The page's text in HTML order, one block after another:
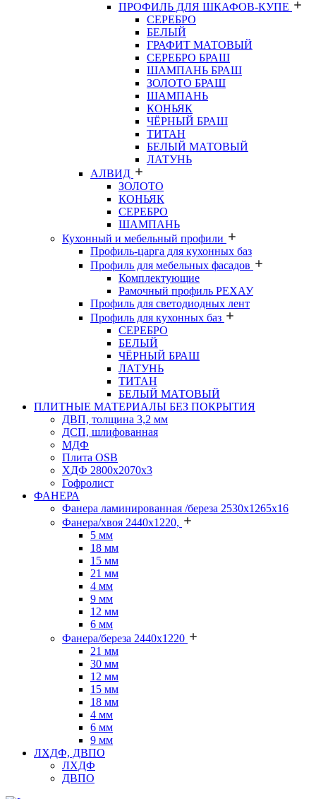
ПРОФИЛЬ ДЛЯ ШКАФОВ-КУПЕ
СЕРЕБРО
БЕЛЫЙ
ГРАФИТ МАТОВЫЙ
СЕРЕБРО БРАШ
ШАМПАНЬ БРАШ
ЗОЛОТО БРАШ
ШАМПАНЬ
КОНЬЯК
ЧЁРНЫЙ БРАШ
ТИТАН
БЕЛЫЙ МАТОВЫЙ
ЛАТУНЬ
АЛВИД
ЗОЛОТО
КОНЬЯК
СЕРЕБРО
ШАМПАНЬ
Кухонный и мебельный профили
Профиль-царга для кухонных баз
Профиль для мебельных фасадов
Комплектующие
Рамочный профиль РЕХАУ
Профиль для светодиодных лент
Профиль для кухонных баз
СЕРЕБРО
БЕЛЫЙ
ЧЁРНЫЙ БРАШ
ЛАТУНЬ
ТИТАН
БЕЛЫЙ МАТОВЫЙ
ПЛИТНЫЕ МАТЕРИАЛЫ БЕЗ ПОКРЫТИЯ
ДВП, толщина 3,2 мм
ДСП, шлифованная
МДФ
Плита OSB
ХДФ 2800х2070х3
Гофролист
ФАНЕРА
Фанера ламинированная /береза 2530х1265х16
Фанера/хвоя 2440х1220,
5 мм
18 мм
15 мм
21 мм
4 мм
9 мм
12 мм
6 мм
Фанера/береза 2440х1220
21 мм
30 мм
12 мм
15 мм
18 мм
4 мм
6 мм
9 мм
ЛХДФ, ДВПО
ЛХДФ
ДВПО